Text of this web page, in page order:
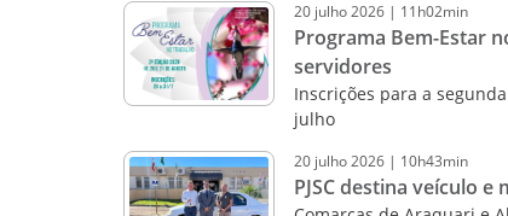
20 julho2026 | 11h02min
Programa Bem-Estar
servidores
Inscrições para a
julho
20 julho2026 | 10h43min
PJSC destina veículo